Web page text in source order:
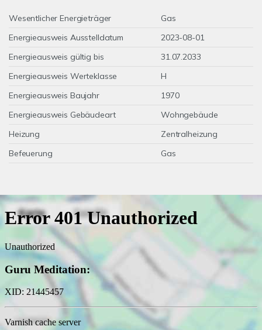
Wesentlicher Energieträger
Gas
Energieausweis Ausstelldatum
2023-08-01
Energieausweis gültig bis
31.07.2033
Energieausweis Werteklasse
H
Energieausweis Baujahr
1970
Energieausweis Gebäudeart
Wohngebäude
Heizung
Zentralheizung
Befeuerung
Gas